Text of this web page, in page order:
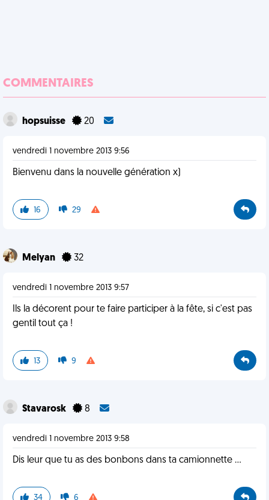
COMMENTAIRES
hopsuisse 20
vendredi 1 novembre 2013 9:56
Bienvenu dans la nouvelle génération x)
16 29
Melyan 32
vendredi 1 novembre 2013 9:57
Ils la décorent pour te faire participer à la fête, si c'est pas
gentil tout ça !
13 9
Stavarosk 8
vendredi 1 novembre 2013 9:58
Dis leur que tu as des bonbons dans ta camionnette ...
34 6